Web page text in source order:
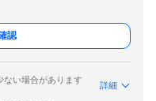
認
ない場合があります
詳細